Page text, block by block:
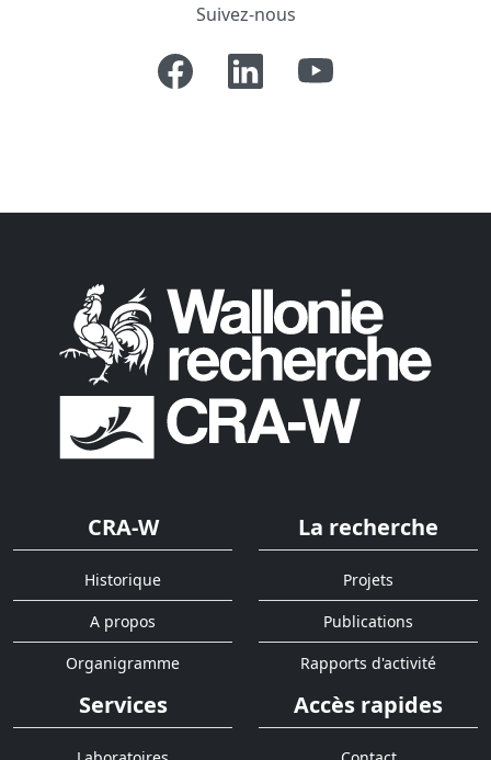
Suivez-nous
CRA-W
Historique
A propos
Organigramme
La recherche
Projets
Publications
Rapports d'activité
Services Accès rapides